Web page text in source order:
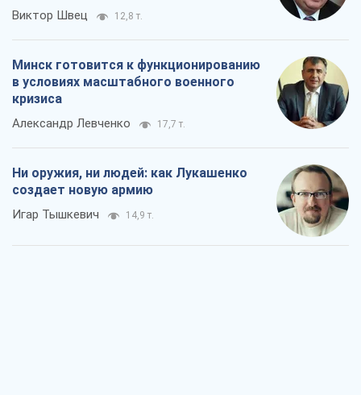
Виктор Швец 12,8 т.
Минск готовится к функционированию
в условиях масштабного военного
кризиса
Александр Левченко 17,7 т.
Ни оружия, ни людей: как Лукашенко
создает новую армию
Игар Тышкевич 14,9 т.